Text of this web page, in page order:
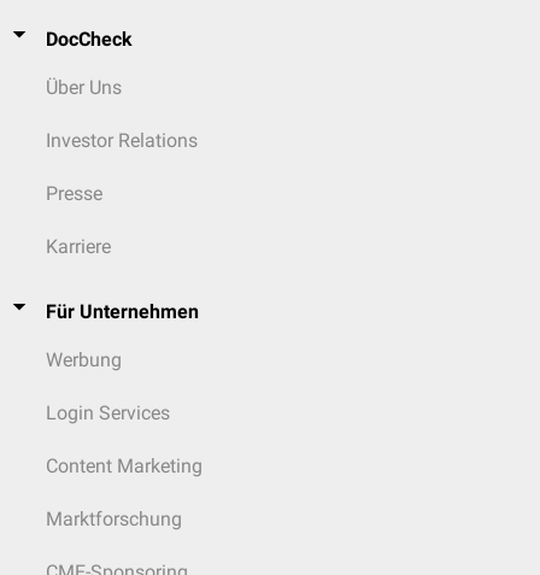
DocCheck
Über Uns
Investor Relations
Presse
Karriere
Für Unternehmen
Werbung
Login Services
Content Marketing
Marktforschung